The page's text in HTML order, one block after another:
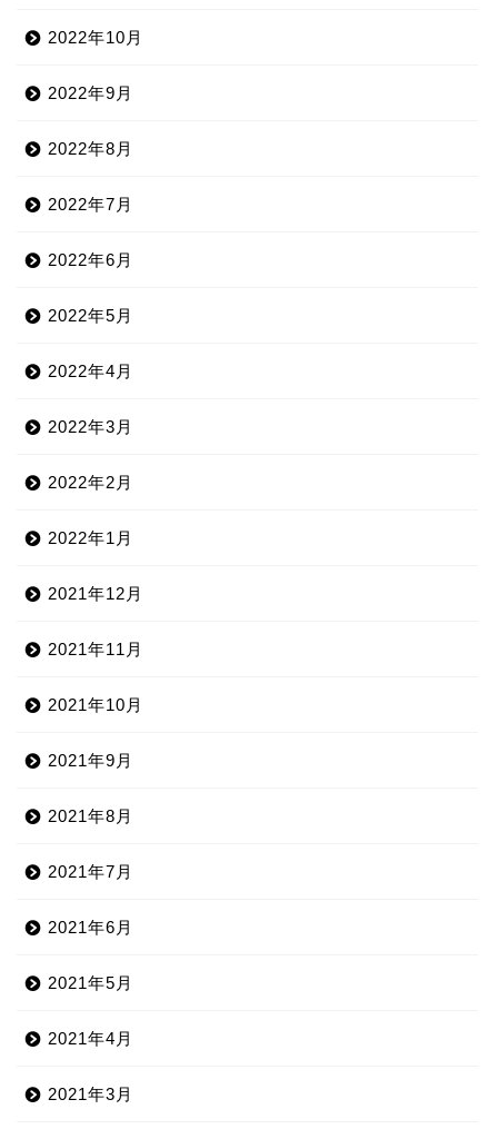
2022年10月
2022年9月
2022年8月
2022年7月
2022年6月
2022年5月
2022年4月
2022年3月
2022年2月
2022年1月
2021年12月
2021年11月
2021年10月
2021年9月
2021年8月
2021年7月
2021年6月
2021年5月
2021年4月
2021年3月